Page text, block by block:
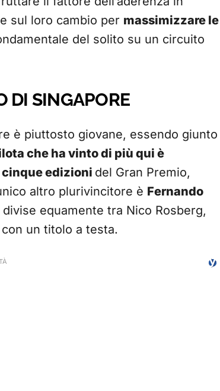
sul loro cambio per massimizzare le
del solito su un circuito
DI SINGAPORE
è piuttosto giovane, essendo giunto
che ha vinto di più qui è
cinque edizioni del Gran Premio,
altro plurivincitore è Fernando
equamente tra Nico Rosberg,
un titolo a testa.